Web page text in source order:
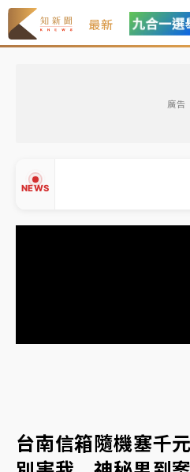
最新
廣告
NEWS
中信慈善基金會想增加董事
駁 理由曝光
故宮《龍藏經》特展第2檔
雨熱區曝
旅局回應了
台南信箱隨機塞千